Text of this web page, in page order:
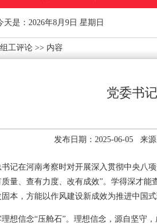
天是：2026年8月9日 星期日
组工评论 >> 内容
党委书
发布日期：2025-06-05 来
在河南考察时对开展深入贯彻中央八项
量、查有力度、改有成效”。学得深才
本，方能以作风建设新成效为推进中国
信念“压舱石”。理想信念，源自坚守，